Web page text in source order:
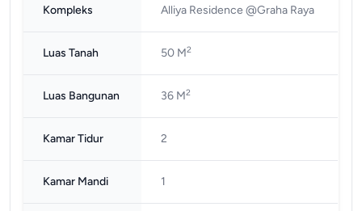
Kompleks Alliya Residence @Graha Raya
Luas Tanah 50 M2
Luas Bangunan 36 M2
Kamar Tidur 2
Kamar Mandi 1